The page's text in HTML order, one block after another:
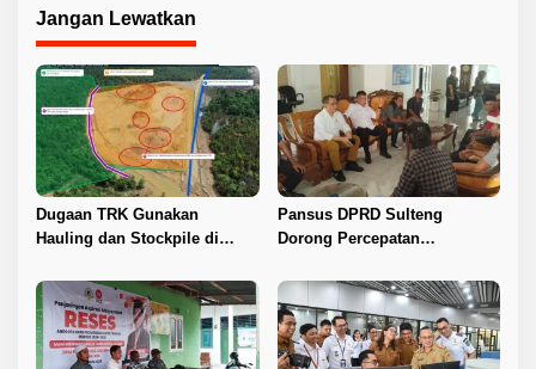
Jangan Lewatkan
Dugaan TRK Gunakan
Hauling dan Stockpile di
Antam Buka Peta IUP
Pansus DPRD Sulteng
Dorong Percepatan
Sawit di Toli-Toli